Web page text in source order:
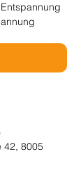
42, 8005